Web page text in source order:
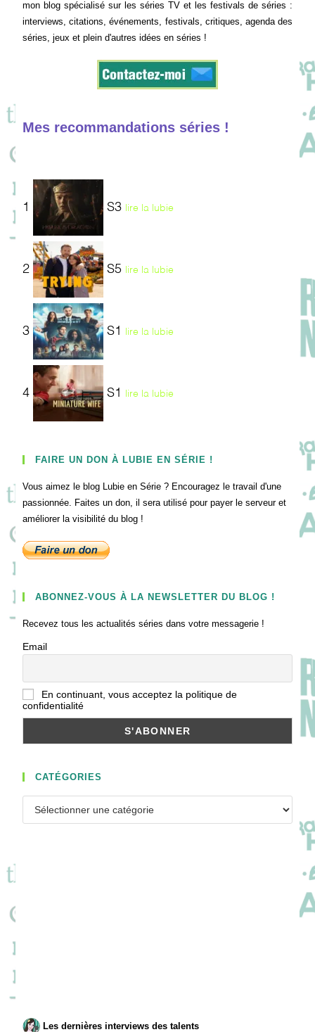
mon blog spécialisé sur les séries TV et les festivals de séries :
interviews, citations, événements, festivals, critiques, agenda des
séries, jeux et plein d'autres idées en séries !
Mes recommandations séries !
1 S3 lire la lubie
2 S5 lire la lubie
3 S1 lire la lubie
4 S1 lire la lubie
FAIRE UN DON À LUBIE EN SÉRIE !
Vous aimez le blog Lubie en Série ? Encouragez le travail d'une
passionnée. Faites un don, il sera utilisé pour payer le serveur et
améliorer la visibilité du blog !
ABONNEZ-VOUS À LA NEWSLETTER DU BLOG !
Recevez tous les actualités séries dans votre messagerie !
Email
En continuant, vous acceptez la politique de
confidentialité
CATÉGORIES
Catégories
Les dernières interviews des talents